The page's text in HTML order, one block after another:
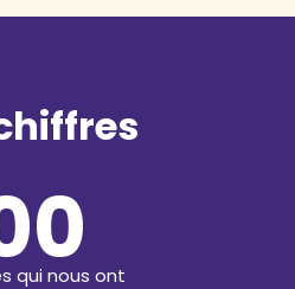
qui nous ont